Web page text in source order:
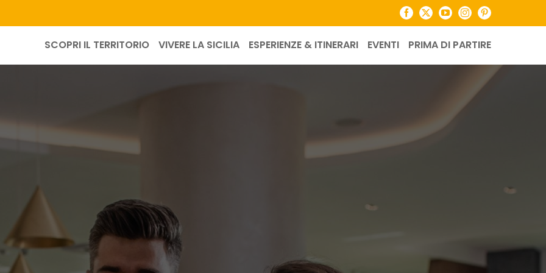
Facebook
X YouTubeInstagramPinterest
SCOPRI IL TERRITORIO VIVERE LA SICILIA ESPERIENZE & ITINERARI EVENTI PRIMA DI PARTIRE